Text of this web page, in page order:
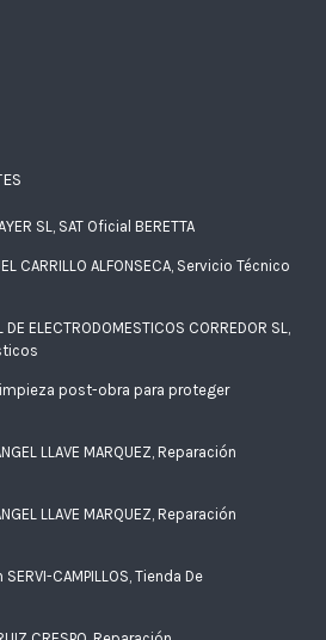
SL, SAT Oficial BERETTA
CARRILLO ALFONSECA, Servicio Técnico
DE ELECTRODOMESTICOS CORREDOR SL,
post-obra para proteger
LLAVE MARQUEZ, Reparación
LLAVE MARQUEZ, Reparación
SERVI-CAMPILLOS, Tienda De